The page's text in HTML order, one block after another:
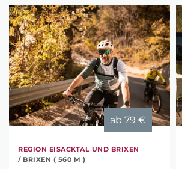
ab 79 €
REGION EISACKTAL UND BRIXEN
/ BRIXEN ( 560 M )